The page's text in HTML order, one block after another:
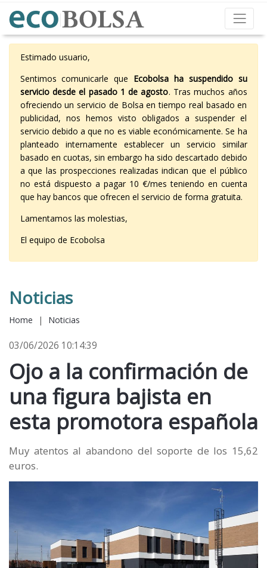
Estimado usuario,
Sentimos comunicarle que Ecobolsa ha suspendido su
servicio desde el pasado 1 de agosto. Tras muchos años
ofreciendo un servicio de Bolsa en tiempo real basado en
publicidad, nos hemos visto obligados a suspender el
servicio debido a que no es viable económicamente. Se ha
planteado internamente establecer un servicio similar
basado en cuotas, sin embargo ha sido descartado debido
a que las prospecciones realizadas indican que el público
no está dispuesto a pagar 10 €/mes teniendo en cuenta
que hay bancos que ofrecen el servicio de forma gratuita.
Lamentamos las molestias,
El equipo de Ecobolsa
Noticias
Home | Noticias
03/06/2026 10:14:39
Ojo a la confirmación de
una figura bajista en
esta promotora española
Muy atentos al abandono del soporte de los 15,62
euros.